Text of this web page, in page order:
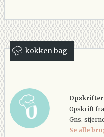
kokken bag
Opskrift fra
Gns.
Se alle